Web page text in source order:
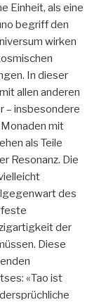
Einheit, als eine
begriff den
wirken
In dieser
allen anderen
– insbesondere
mit
als Teile
Resonanz. Die
des
der
Diese
«Tao ist